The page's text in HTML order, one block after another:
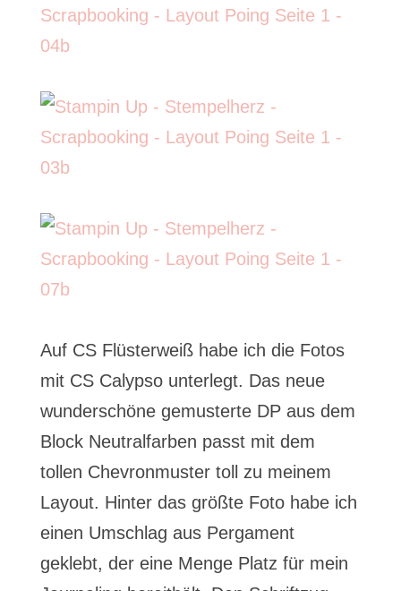
Auf CS Flüsterweiß habe ich die Fotos
mit CS Calypso unterlegt. Das neue
wunderschöne gemusterte DP aus dem
Block Neutralfarben passt mit dem
tollen Chevronmuster toll zu meinem
Layout. Hinter das größte Foto habe ich
einen Umschlag aus Pergament
geklebt, der eine Menge Platz für mein